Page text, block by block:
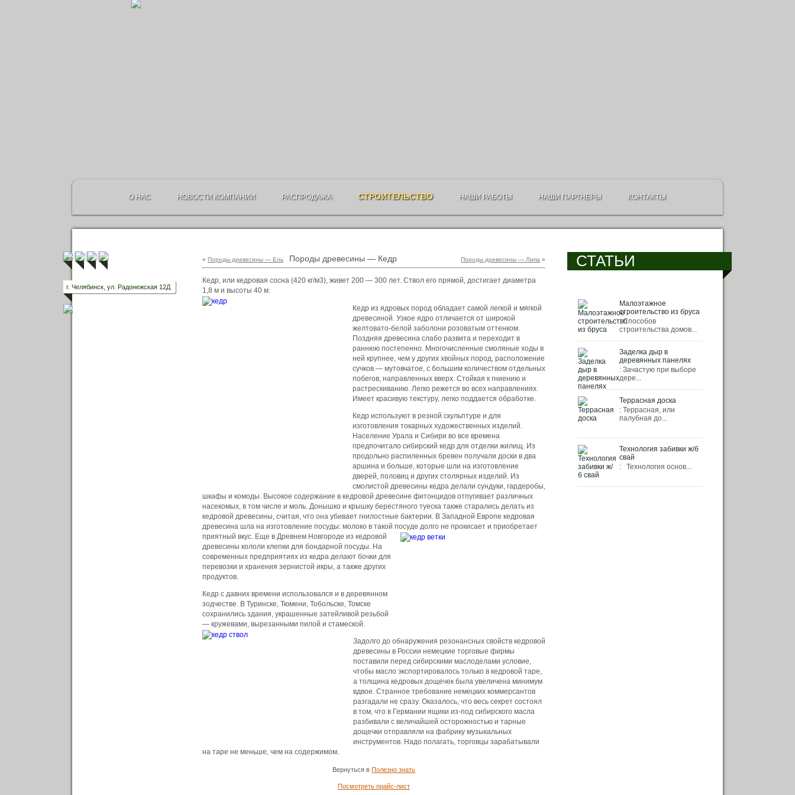
О НАС НОВОСТИ КОМПАНИИ РАСПРОДАЖА СТРОИТЕЛЬСТВО НАШИ РАБОТЫ НАШИ ПАРТНЕРЫ КОНТАКТЫ
г. Челябинск, ул. Радонежская 12Д
« Породы древесины — Ель Породы древесины — Липа »
Породы древесины — Кедр
Кедр, или кедровая сосна (420 кг/м3), живет 200 — 300 лет. Ствол его прямой, достигает диаметра
1,8 м и высоты 40 м.
Кедр из ядровых пород обладает самой легкой и мягкой
древесиной. Узкое ядро отличается от широкой
желтовато-белой заболони розоватым оттенком.
Поздняя древесина слабо развита и переходит в
раннюю постепенно. Многочисленные смоляные ходы в
ней крупнее, чем у других хвойных пород, расположение
сучков — мутовчатое, с большим количеством отдельных
побегов, направленных вверх. Стойкая к гниению и
растрескиванию. Легко режется во всех направлениях.
Имеет красивую текстуру, легко поддается обработке.
Кедр используют в резной скульптуре и для
изготовления токарных художественных изделий.
Население Урала и Сибири во все времена
предпочитало сибирский кедр для отделки жилищ. Из
продольно распиленных бревен получали доски в два
аршина и больше, которые шли на изготовление
дверей, половиц и других столярных изделий. Из
смолистой древесины кедра делали сундуки, гардеробы,
шкафы и комоды. Высокое содержание в кедровой древесине фитонцидов отпугивает различных
насекомых, в том числе и моль. Донышко и крышку берестяного туеска также старались делать из
кедровой древесины, считая, что она убивает гнилостные бактерии. В Западной Европе кедровая
древесина шла на изготовление посуды: молоко в такой посуде долго не прокисает и приобретает
приятный вкус. Еще в Древнем Новгороде из кедровой
древесины кололи клепки для бондарной посуды. На
современных предприятиях из кедра делают бочки для
перевозки и хранения зернистой икры, а также других
продуктов.
Кедр с давних времени использовался и в деревянном
зодчестве. В Туринске, Тюмени, Тобольске, Томске
сохранились здания, украшенные затейливой резьбой
— кружевами, вырезанными пилой и стамеской.
Задолго до обнаружения резонансных свойств кедровой
древесины в России немецкие торговые фирмы
поставили перед сибирскими маслоделами условие,
чтобы масло экспортировалось только в кедровой таре,
а толщина кедровых дощечек была увеличена минимум
вдвое. Странное требование немецких коммерсантов
разгадали не сразу. Оказалось, что весь секрет состоял
в том, что в Германии ящики из-под сибирского масла
разбивали с величайшей осторожностью и тарные
дощечки отправляли на фабрику музыкальных
инструментов. Надо полагать, торговцы зарабатывали
на таре не меньше, чем на содержимом.
Вернуться в Полезно знать
Посмотреть прайс-лист
СТАТЬИ
Малоэтажное
строительство из бруса
: Способов
строительства домов...
Заделка дыр в
деревянных панелях
: Зачастую при выборе
дере...
Террасная доска
: Террасная, или
палубная до...
Технология забивки ж/б
свай
: Технология основ...